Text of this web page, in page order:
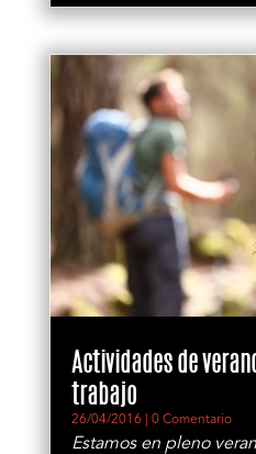
Actividades de
trabajo
26/04/2016 | 0 Comentario
Estamos en pleno